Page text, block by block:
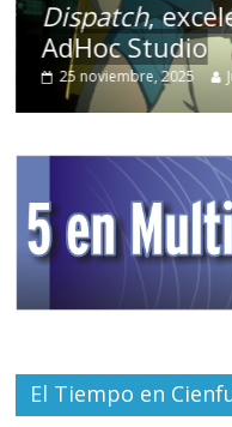
Dispatch,
AdHoc Studio
25 noviembre, 2025
El Tiempo en